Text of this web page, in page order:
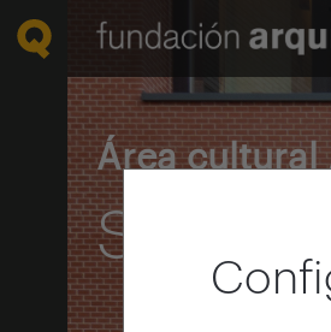
Área cultural
Sin